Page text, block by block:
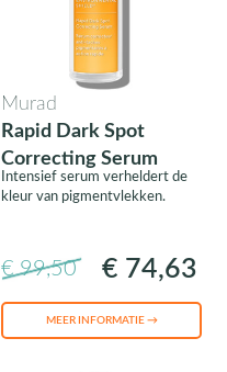
Murad
Rapid Dark Spot
Correcting Serum
Intensief serum verheldert de
kleur van pigmentvlekken.
€ 99,50 € 74,63
MEER INFORMATIE →